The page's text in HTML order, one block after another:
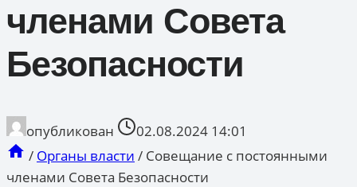
членами Совета
Безопасности
опубликован
02.08.2024 14:01
/ Органы власти / Совещание с постоянными
членами Совета Безопасности